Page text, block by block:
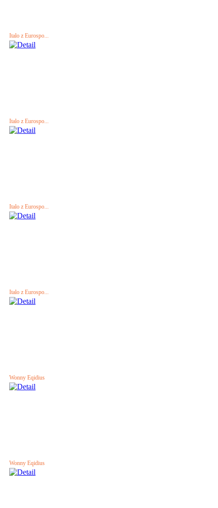
Italo z Eurospo...
Italo z Eurospo...
Italo z Eurospo...
Italo z Eurospo...
Wonny Eqidius
Wonny Eqidius